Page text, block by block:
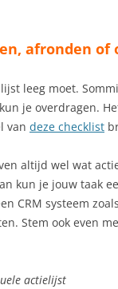
afronden of
leeg moet.
je overdragen.
van deze checklist
altijd wel wat
kun je jouw taak
CRM systeem
Stem ook even
actielijst